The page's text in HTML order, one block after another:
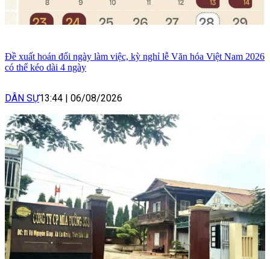
Đề xuất hoán đổi ngày làm việc, kỳ nghỉ lễ Văn hóa Việt Nam 2026
có thể kéo dài 4 ngày
DÂN SỰ13:44 06/08/2026